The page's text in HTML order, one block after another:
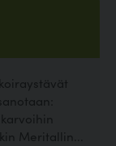
Meritallin...